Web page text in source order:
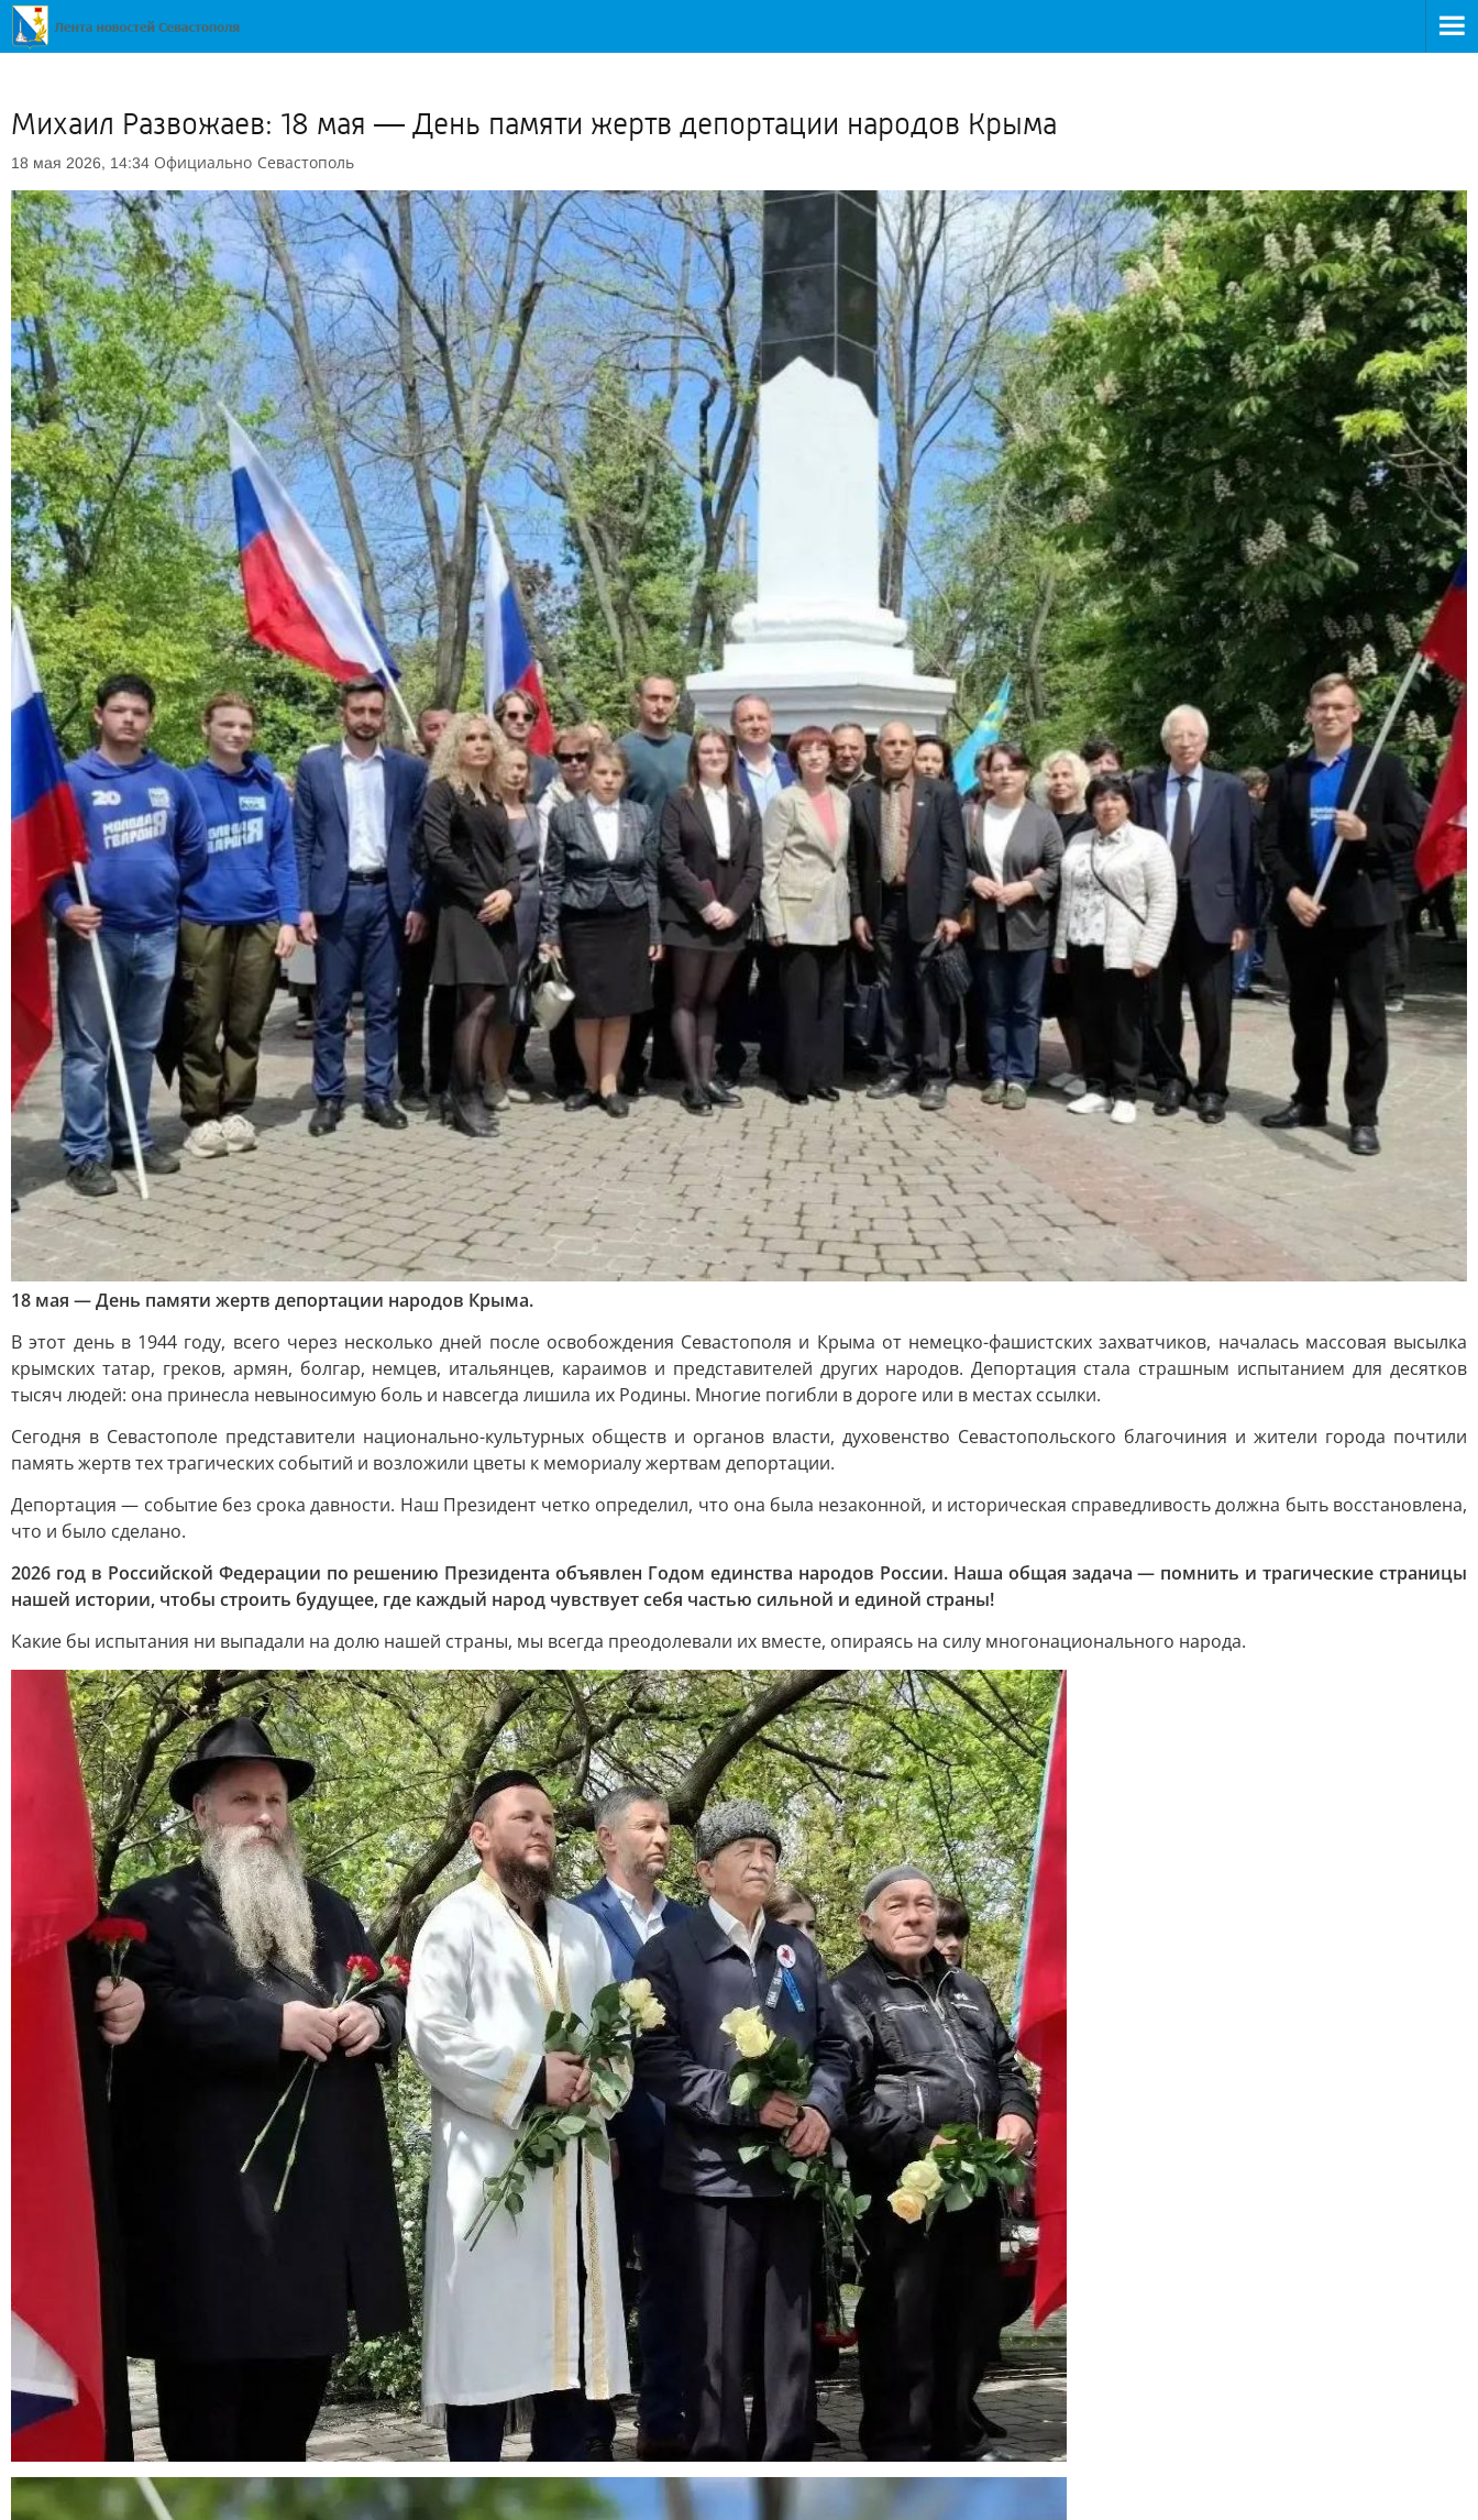
Михаил Развожаев: 18 мая — День памяти жертв депортации народов Крыма
18 мая 2026, 14:34 Официально Севастополь
18 мая — День памяти жертв депортации народов Крыма.
В этот день в 1944 году, всего через несколько дней после освобождения Севастополя и Крыма от немецко-фашистских захватчиков, началась массовая высылка
крымских татар, греков, армян, болгар, немцев, итальянцев, караимов и представителей других народов. Депортация стала страшным испытанием для десятков
тысяч людей: она принесла невыносимую боль и навсегда лишила их Родины. Многие погибли в дороге или в местах ссылки.
Сегодня в Севастополе представители национально-культурных обществ и органов власти, духовенство Севастопольского благочиния и жители города почтили
память жертв тех трагических событий и возложили цветы к мемориалу жертвам депортации.
Депортация — событие без срока давности. Наш Президент четко определил, что она была незаконной, и историческая справедливость должна быть восстановлена,
что и было сделано.
2026 год в Российской Федерации по решению Президента объявлен Годом единства народов России. Наша общая задача — помнить и трагические страницы
нашей истории, чтобы строить будущее, где каждый народ чувствует себя частью сильной и единой страны!
Какие бы испытания ни выпадали на долю нашей страны, мы всегда преодолевали их вместе, опираясь на силу многонационального народа.